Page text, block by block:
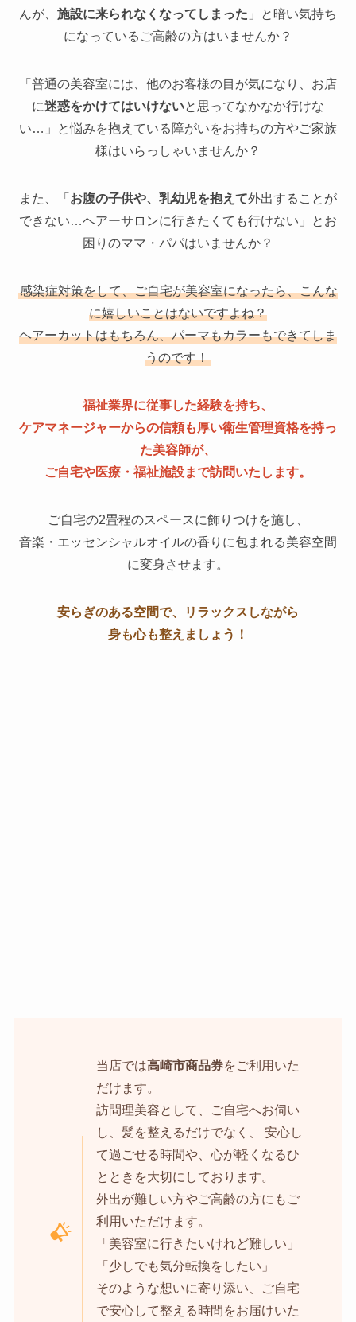
んが、 施設に来られなくなってしまった 」と暗い気持ち
になっているご高齢の方はいませんか？
「普通の美容室には、他のお客様の目が気になり、お店
に迷惑をかけてはいけないと思ってなかなか行けな
い…」と悩みを抱えている障がいをお持ちの方やご家族
様はいらっしゃいませんか？
また、「 お腹の子供や、乳幼児を抱えて外出することが
できない…ヘアーサロンに行きたくても行けない」とお
困りのママ・パパはいませんか？
感染症対策をして、ご自宅が美容室になったら、こんな
に嬉しいことはないですよね？
ヘアーカットはもちろん、パーマもカラーもできてしま
うのです！
福祉業界に従事した経験を持ち、
ケアマネージャーからの信頼も厚い衛生管理資格を持っ
た美容師が、
ご自宅や医療・福祉施設まで訪問いたします。
ご自宅の2畳程のスペースに飾りつけを施し、
音楽・エッセンシャルオイルの香りに包まれる美容空間
に変身させます。
安らぎのある空間で、リラックスしながら
身も心も整えましょう！
当店では高崎市商品券をご利用いた
だけます。
訪問理美容として、ご自宅へお伺い
し、髪を整えるだけでなく、 安心し
て過ごせる時間や、心が軽くなるひ
とときを大切にしております。
外出が難しい方やご高齢の方にもご
利用いただけます。
「美容室に行きたいけれど難しい」
「少しでも気分転換をしたい」
そのような想いに寄り添い、ご自宅
で安心して整える時間をお届けいた